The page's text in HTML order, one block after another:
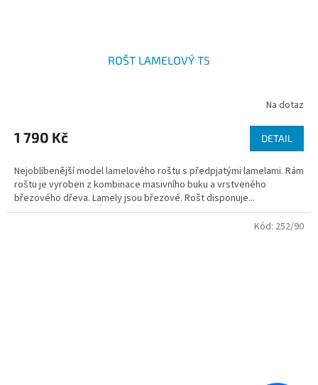
ROŠT LAMELOVÝ T5
Na dotaz
1 790 Kč DETAIL
Nejoblíbenější model lamelového roštu s předpjatými lamelami. Rám
roštu je vyroben z kombinace masivního buku a vrstveného
březového dřeva. Lamely jsou březové. Rošt disponuje...
Kód: 252/90